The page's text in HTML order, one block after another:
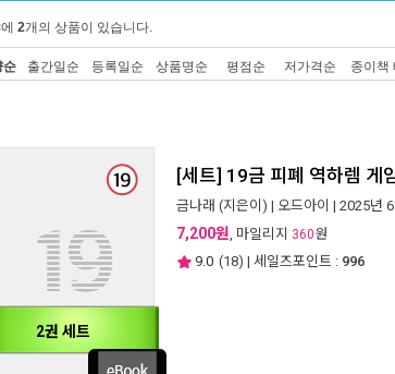
2개의 상품이 있습니다.
순 출간일순 등록일순 상품명순 평점순 저가격순 종이책
2권 세트
[세트] 19금 피폐 역하렘 게
금나래 (지은이) | 오드아이 | 2025년
7,200원, 마일리지 360원
9.0 (18) | 세일즈포인트 : 996